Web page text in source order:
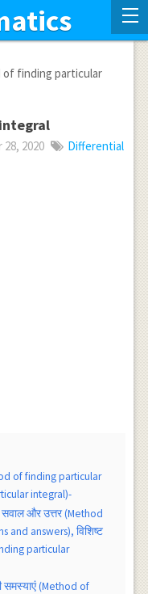
of finding particular
2020
Differential
of finding particular
integral)-
सवाल और उत्तर (Method
answers), विशिष्ट
particular
समस्याएं (Method of